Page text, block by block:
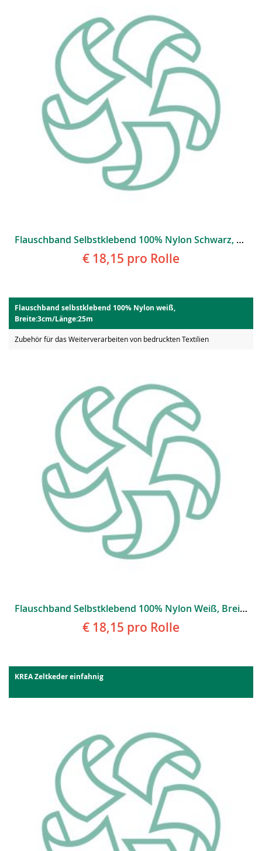
Flauschband Selbstklebend 100% Nylon Schwarz, Breite:3cm/Länge:25m
€ 18,15 pro Rolle
Flauschband selbstklebend 100% Nylon weiß,
Breite:3cm/Länge:25m
Zubehör für das Weiterverarbeiten von bedruckten Textilien
Flauschband Selbstklebend 100% Nylon Weiß, Breite:3cm/Länge:25m
€ 18,15 pro Rolle
KREA Zeltkeder einfahnig